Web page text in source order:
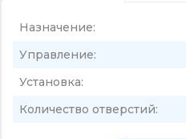
Назначение:
Управление:
Установка:
Количество отверстий: